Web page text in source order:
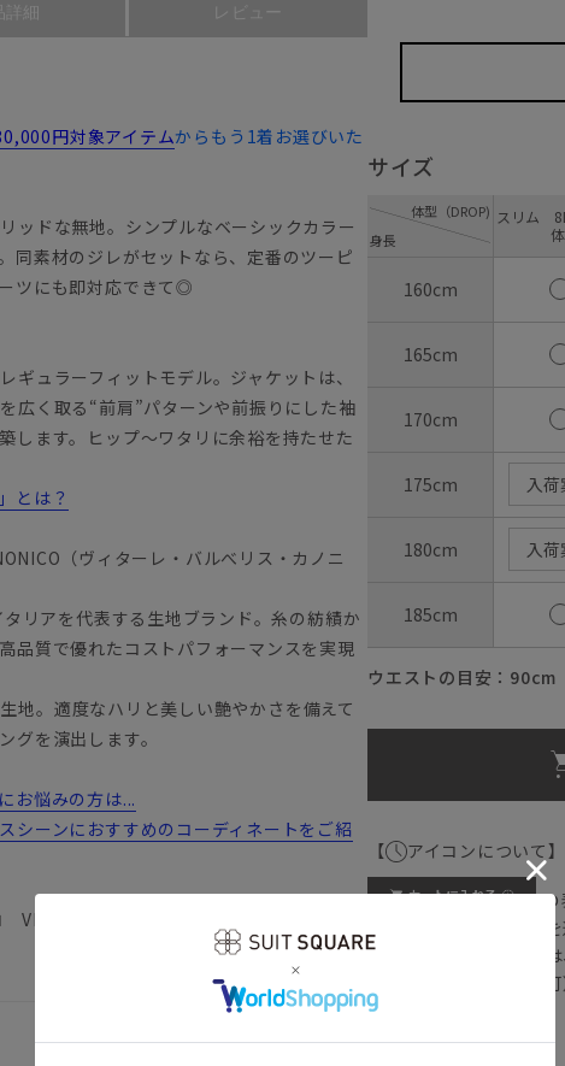
詳細 レビュー
円対象アイテムからもう1着お選びいた
ッドな無地。シンプルなベーシックカラー
同素材のジレがセットなら、定番のツーピ
ツにも即対応できて◎
ュラーフィットモデル。ジャケットは、
広く取る“前肩”パターンや前振りにした袖
します。ヒップ～ワタリに余裕を持たせた
とは？
（ヴィターレ・バルべリス・カノニ
リアを代表する生地ブランド。糸の紡績か
品質で優れたコストパフォーマンスを実現
地。適度なハリと美しい艶やかさを備えて
グを演出します。
お悩みの方は...
ーンにおすすめのコーディネートをご紹
VBC 転職 成人式 入学式 卒業式 成
サイズ
身長
体型（DROP) スリム
160cm
165cm
170cm
175cm 入荷
180cm 入荷
185cm
ウエストの目安： 90cm
【 アイコンについて】
の
注文画面でお急ぎ発送
さらにメルマガ会員様
正商品の場合は対応不可
詳しくはこちら